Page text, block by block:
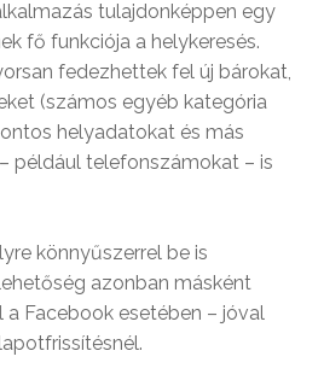
tulajdonképpen egy
fő funkciója a helykeresés.
fedezhettek fel új bárokat,
(számos egyéb kategória
helyadatokat és más
például telefonszámokat – is
könnyűszerrel be is
azonban másként
Facebook esetében – jóval